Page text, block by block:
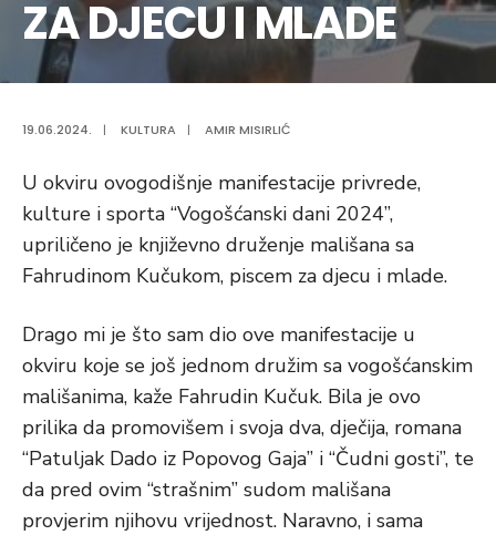
ZA DJECU I MLADE
19.06.2024. | KULTURA | AMIR MISIRLIĆ
U okviru ovogodišnje manifestacije privrede,
kulture i sporta “Vogošćanski dani 2024”,
upriličeno je književno druženje mališana sa
Fahrudinom Kučukom, piscem za djecu i mlade.
Drago mi je što sam dio ove manifestacije u
okviru koje se još jednom družim sa vogošćanskim
mališanima, kaže Fahrudin Kučuk. Bila je ovo
prilika da promovišem i svoja dva, dječija, romana
“Patuljak Dado iz Popovog Gaja” i “Čudni gosti”, te
da pred ovim “strašnim” sudom mališana
provjerim njihovu vrijednost. Naravno, i sama